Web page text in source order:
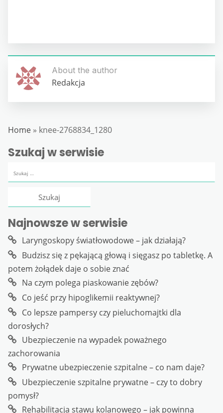
About the author
Redakcja
Home » knee-2768834_1280
Szukaj w serwisie
Najnowsze w serwisie
Laryngoskopy światłowodowe – jak działają?
Budzisz się z pękającą głową i sięgasz po tabletkę. A
potem żołądek daje o sobie znać
Na czym polega piaskowanie zębów?
Co jeść przy hipoglikemii reaktywnej?
Co lepsze pampersy czy pieluchomajtki dla
dorosłych?
Ubezpieczenie na wypadek poważnego
zachorowania
Prywatne ubezpieczenie szpitalne – co nam daje?
Ubezpieczenie szpitalne prywatne – czy to dobry
pomysł?
Rehabilitacja stawu kolanowego – jak powinna